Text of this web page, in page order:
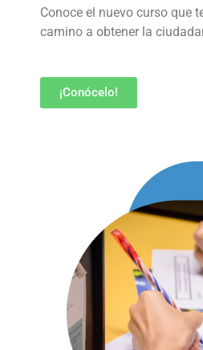
Conoce el nuevo curso que
camino a obtener la
¡Conócelo!